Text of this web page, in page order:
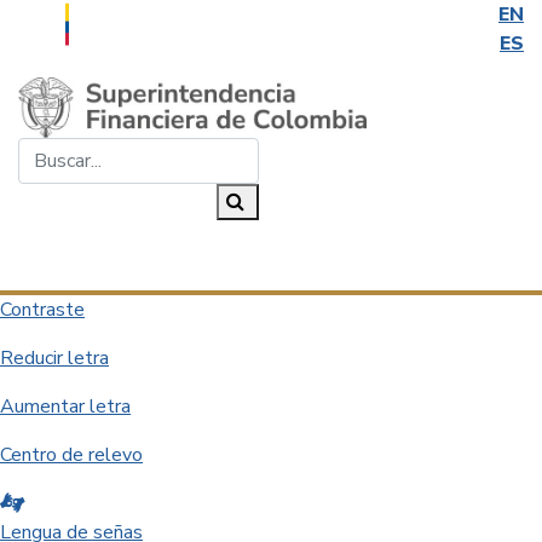
EN
ES
Saltar al contenido principal
Contraste
Reducir letra
Aumentar letra
Centro de relevo
Lengua de señas